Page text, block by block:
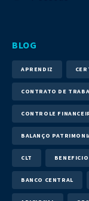
BLOG
APRENDIZ
CONTRATO DE
CONTROLE
BALANÇO
CLT
BANCO CENTRAL